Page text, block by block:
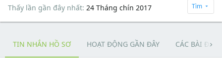
Thấy lần gần đây nhất 24 Tháng chín 2017 Tìm
TIN NHẮN HỒ SƠ HOẠT ĐỘNG GẦN ĐÂY CÁC BÀI